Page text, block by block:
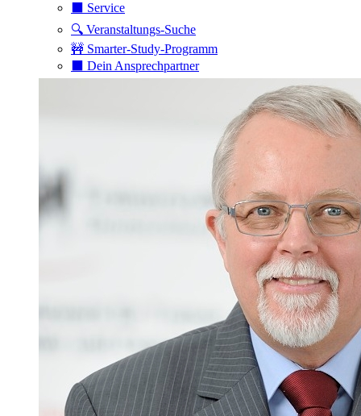
⬛️ Service
🔍 Veranstaltungs-Suche
🚧 Smarter-Study-Programm
⬛️ Dein Ansprechpartner